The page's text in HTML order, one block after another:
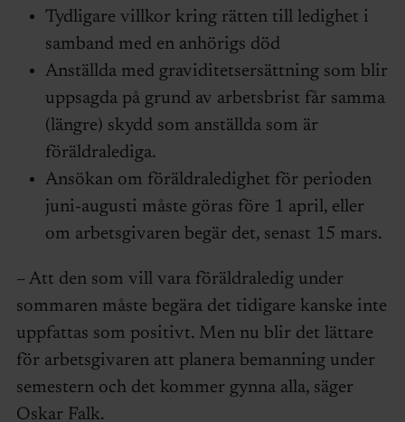
Tydligare villkor kring rätten till ledighet i
samband med en anhörigs död
Anställda med graviditetsersättning som blir
uppsagda på grund av arbetsbrist får samma
(längre) skydd som anställda som är
föräldralediga.
Ansökan om föräldraledighet för perioden
juni-augusti måste göras före 1 april, eller
om arbetsgivaren begär det, senast 15 mars.
– Att den som vill vara föräldraledig under
sommaren måste begära det tidigare kanske inte
uppfattas som positivt. Men nu blir det lättare
för arbetsgivaren att planera bemanning under
semestern och det kommer gynna alla, säger
Oskar Falk.